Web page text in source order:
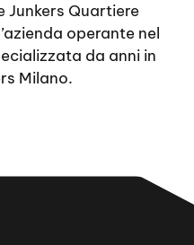
Junkers Quartiere
operante nel
da anni in
Milano.